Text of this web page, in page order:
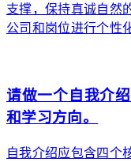
支撑，保持真诚自然
公司和岗位进行个性
请做一个自我介
和学习方向。
自我介绍应包含四个